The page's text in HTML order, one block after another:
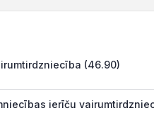
(46.90)
ierīču